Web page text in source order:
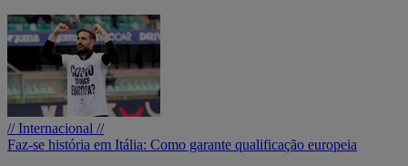
// Internacional //
Faz-se história em Itália: Como garante qualificação europeia